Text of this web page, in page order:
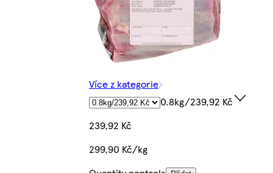
Více z kategorie
0.8kg/239,92 Kč
239,92 Kč
299,90 Kč/kg